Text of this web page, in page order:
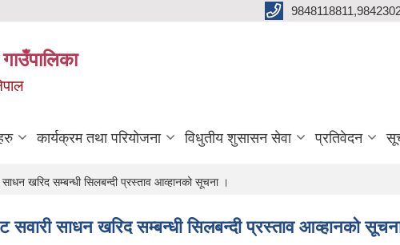
कार्यक्रम तथा परियोजना विधुतीय शुसासन सेवा प्रतिवेदन
खरिद सम्बन्धी सिलबन्दी प्रस्ताव आव्हानको सूचना ।
सवारी साधन खरिद सम्बन्धी सिलबन्दी प्रस्ताव आव्हानको